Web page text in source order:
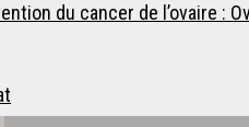
du cancer de l’ovaire :